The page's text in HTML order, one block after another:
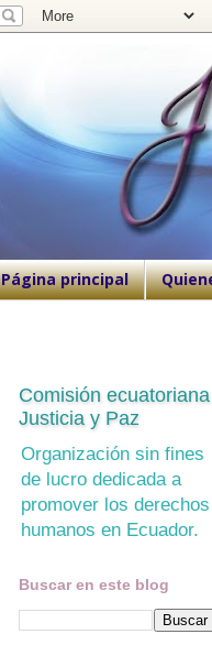
Página principal
Comisión ecuatoriana
Justicia y Paz
Organización sin fines
de lucro dedicada a
promover los derechos
humanos en Ecuador.
Buscar en este blog